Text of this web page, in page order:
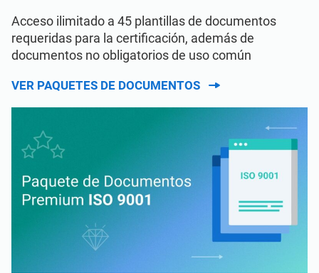
Acceso ilimitado a 45 plantillas de documentos
requeridas para la certificación, además de
documentos no obligatorios de uso común
VER PAQUETES DE DOCUMENTOS